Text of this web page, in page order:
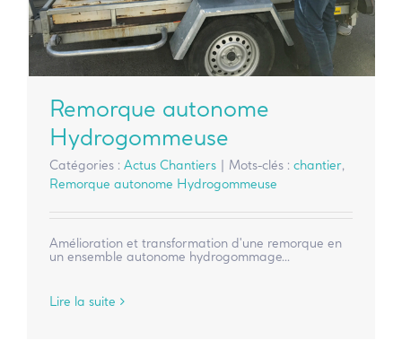
Remorque autonome
Hydrogommeuse
Catégories : Actus Chantiers | Mots-clés : chantier,
Remorque autonome Hydrogommeuse
Amélioration et transformation d'une remorque en
un ensemble autonome hydrogommage...
Lire la suite